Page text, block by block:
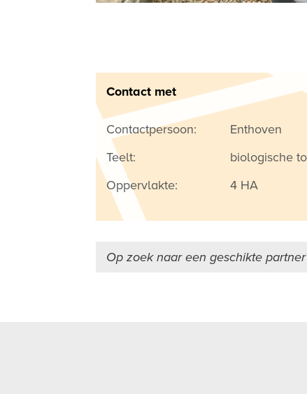
Contact met
Contactpersoon:
Enthoven
Teelt:
biologische
Oppervlakte:
4 HA
Op zoek naar een geschikte